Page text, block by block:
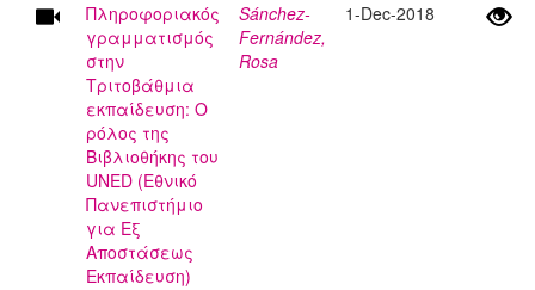
Πληροφοριακός
γραμματισμός
στην
Τριτοβάθμια
εκπαίδευση: Ο
ρόλος της
Βιβλιοθήκης του
UNED (Εθνικό
Πανεπιστήμιο
για Εξ
Αποστάσεως
Εκπαίδευση)
Sánchez-
Fernández,
Rosa
1-Dec-2018